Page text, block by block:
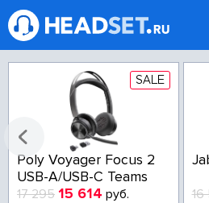
SALE
Poly Voyager Focus 2
USB-A/USB-C Teams
17 295 15 614 руб. 16